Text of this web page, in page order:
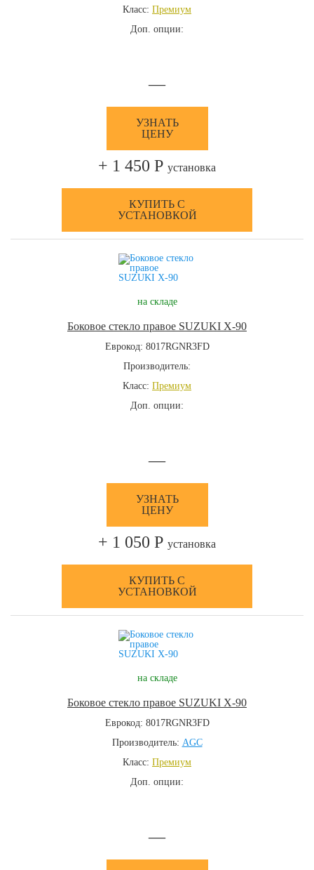
Класс: Премиум
Доп. опции:
—
УЗНАТЬ
ЦЕНУ
+ 1 450 Р установка
КУПИТЬ С
УСТАНОВКОЙ
на складе
Боковое стекло правое SUZUKI X-90
Еврокод: 8017RGNR3FD
Производитель:
Класс: Премиум
Доп. опции:
—
УЗНАТЬ
ЦЕНУ
+ 1 050 Р установка
КУПИТЬ С
УСТАНОВКОЙ
на складе
Боковое стекло правое SUZUKI X-90
Еврокод: 8017RGNR3FD
Производитель: AGC
Класс: Премиум
Доп. опции:
—